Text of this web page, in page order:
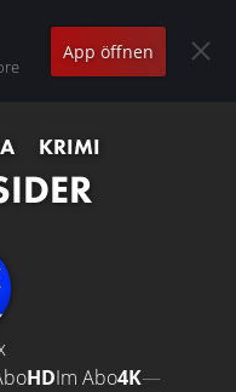
App öffnen
KRIMI
HDIm Abo4K—